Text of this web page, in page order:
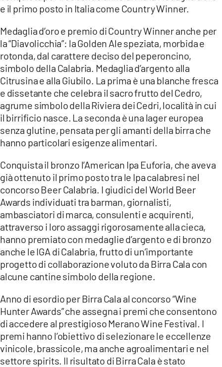
App
APPLE
e il primo posto in Italia come Country Winner.
Medaglia d’oro e premio di Country Winner anche per
la “Diavolicchia”: la Golden Ale speziata, morbida e
rotonda, dal carattere deciso del peperoncino,
simbolo della Calabria. Medaglia d’argento alla
Citrusina e alla Giubilo. La prima è una blanche fresca
e dissetante che celebra il sacro frutto del Cedro,
agrume simbolo della Riviera dei Cedri, località in cui
il birrificio nasce. La seconda è una lager europea
senza glutine, pensata per gli amanti della birra che
hanno particolari esigenze alimentari.
Conquista il bronzo l’American Ipa Euforia, che aveva
già ottenuto il primo posto tra le Ipa calabresi nel
concorso Beer Calabria. I giudici del World Beer
Awards individuati tra barman, giornalisti,
ambasciatori di marca, consulenti e acquirenti,
attraverso i loro assaggi rigorosamente alla cieca,
hanno premiato con medaglie d’argento e di bronzo
anche le IGA di Calabria, frutto di un’importante
progetto di collaborazione voluto da Birra Cala con
alcune cantine simbolo della regione.
Anno di esordio per Birra Cala al concorso “Wine
Hunter Awards” che assegna i premi che consentono
di accedere al prestigioso Merano Wine Festival. I
premi hanno l’obiettivo di selezionare le eccellenze
vinicole, brassicole, ma anche agroalimentari e nel
settore spirits. Il risultato di Birra Cala è stato